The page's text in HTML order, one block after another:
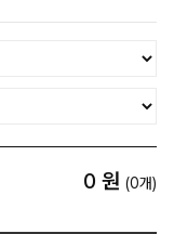
0 원 (0개)